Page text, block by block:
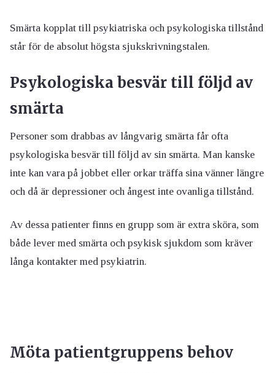
Smärta kopplat till psykiatriska och psykologiska tillstånd
står för de absolut högsta sjukskrivningstalen.
Psykologiska besvär till följd av
smärta
Personer som drabbas av långvarig smärta får ofta
psykologiska besvär till följd av sin smärta. Man kanske
inte kan vara på jobbet eller orkar träffa sina vänner längre
och då är depressioner och ångest inte ovanliga tillstånd.
Av dessa patienter finns en grupp som är extra sköra, som
både lever med smärta och psykisk sjukdom som kräver
långa kontakter med psykiatrin.
Möta patientgruppens behov